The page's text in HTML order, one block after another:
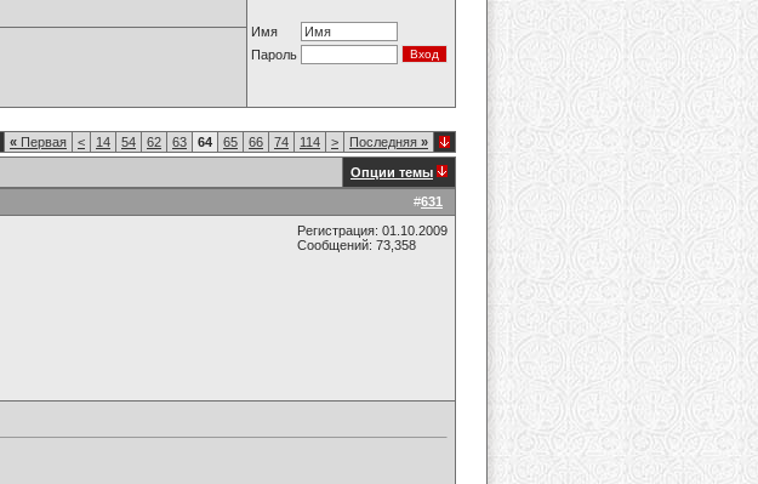
Имя
Пароль
« Первая < 14 54 62 63 64 65 66 74 114 > Последняя »
Опции темы
#631
Регистрация: 01.10.2009
Сообщений: 73,358